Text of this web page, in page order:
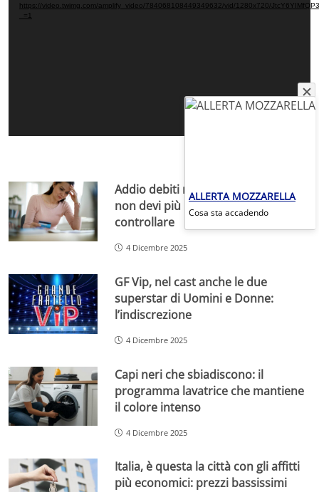
https://video.twimg.com/amplify_video/784068108449349632/vid/1280x720/
_=1
Addio debiti nel 2026: da Gennaio
non devi più pagarli. Cosa devi
controllare
4 Dicembre 2025
GF Vip, nel cast anche le due
superstar di Uomini e Donne:
l’indiscrezione
4 Dicembre 2025
Capi neri che sbiadiscono: il
programma lavatrice che mantiene
il colore intenso
4 Dicembre 2025
Italia, è questa la città con gli affitti
più economici: prezzi bassissimi
ALLERTA MOZZARELLA
Cosa sta accadendo